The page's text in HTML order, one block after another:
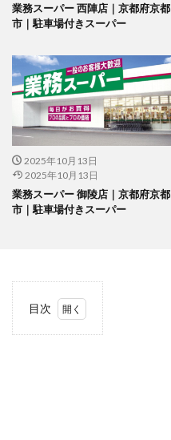
業務スーパー 西陣店｜京都府京都
市｜駐車場付きスーパー
2025年10月13日
2025年10月13日
業務スーパー 御陵店｜京都府京都
市｜駐車場付きスーパー
目次